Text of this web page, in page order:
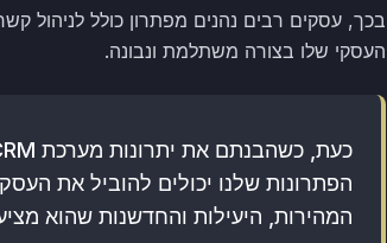
בכך, עסקים רבים נהנים מפתרון כולל לניהול
העסקי שלו בצורה משתלמת ונבונה.
המהירות, היעילות והחדשנות שהוא